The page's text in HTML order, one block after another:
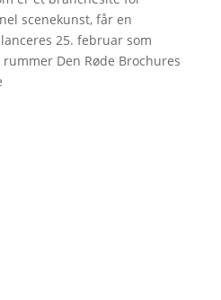
scenekunst, får en
25. februar som
Den Røde Brochures